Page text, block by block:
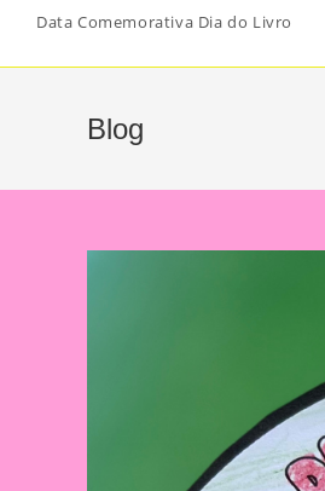
Data Comemorativa Dia do Livro
Blog